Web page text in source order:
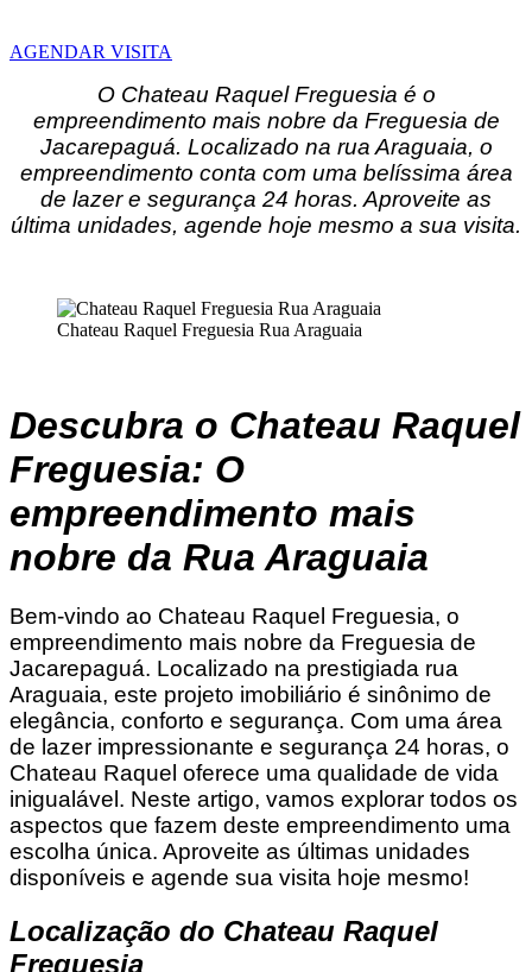
AGENDAR VISITA
O Chateau Raquel Freguesia é o
empreendimento mais nobre da Freguesia de
Jacarepaguá. Localizado na rua Araguaia, o
empreendimento conta com uma belíssima área
de lazer e segurança 24 horas. Aproveite as
última unidades, agende hoje mesmo a sua visita.
Chateau Raquel Freguesia Rua Araguaia
Descubra o Chateau Raquel
Freguesia: O
empreendimento mais
nobre da Rua Araguaia
Bem-vindo ao Chateau Raquel Freguesia, o
empreendimento mais nobre da Freguesia de
Jacarepaguá. Localizado na prestigiada rua
Araguaia, este projeto imobiliário é sinônimo de
elegância, conforto e segurança. Com uma área
de lazer impressionante e segurança 24 horas, o
Chateau Raquel oferece uma qualidade de vida
inigualável. Neste artigo, vamos explorar todos os
aspectos que fazem deste empreendimento uma
escolha única. Aproveite as últimas unidades
disponíveis e agende sua visita hoje mesmo!
Localização do Chateau Raquel
Freguesia